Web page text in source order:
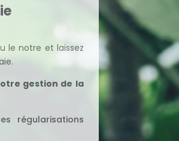
le notre et laissez
gestion de la
régularisations